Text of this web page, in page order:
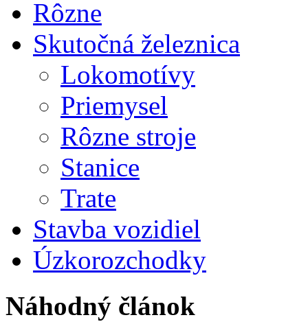
Rôzne
Skutočná železnica
Lokomotívy
Priemysel
Rôzne stroje
Stanice
Trate
Stavba vozidiel
Úzkorozchodky
Náhodný článok